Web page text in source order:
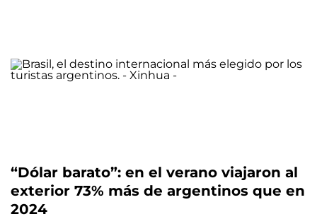
“Dólar barato”: en el verano viajaron al
exterior 73% más de argentinos que en
2024